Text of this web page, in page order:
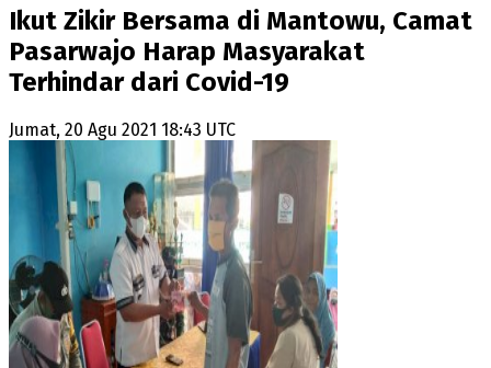
Ikut Zikir Bersama di Mantowu, Camat
Pasarwajo Harap Masyarakat
Terhindar dari Covid-19
Jumat, 20 Agu 2021 18:43 UTC